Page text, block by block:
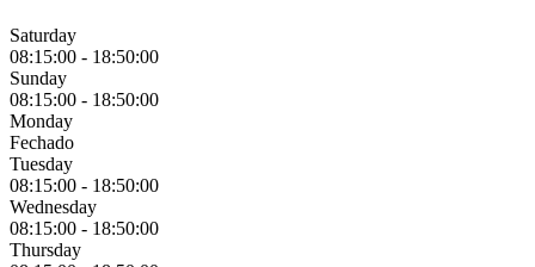
Saturday
08:15:00 - 18:50:00
Sunday
08:15:00 - 18:50:00
Monday
Fechado
Tuesday
08:15:00 - 18:50:00
Wednesday
08:15:00 - 18:50:00
Thursday